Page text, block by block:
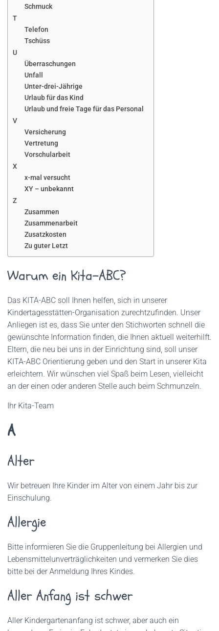
Schmuck
T
Telefon
Tschüss
U
Überraschungen
Unfall
Unter-drei-Jährige
Urlaub für das Kind
Urlaub und freie Tage für das Personal
V
Versicherung
Vertretung
Vorschularbeit
X
x-mal versucht
XY – unbekannt
Z
Zusammen
Zusammenarbeit
Zusatzkosten
Zu guter Letzt
Warum ein Kita-ABC?
Das KITA-ABC soll Ihnen helfen, sich in unserer
Kindertagesstätten-Organisation zurechtzufinden. Unser
Anliegen ist es, dass Sie unter den Stichworten schnell die
gewünschte Information finden, die Ihnen aktuell weiterhilft.
Eltern, die neu bei uns in der Einrichtung sind, soll unser
KITA-ABC Orientierung geben und den Start in unserer Kita
erleichtern. Wir wünschen viel Spaß beim Lesen, vielleicht
an der einen oder anderen Stelle auch beim Schmunzeln.
Ihr Kita-Team
A
Alter
Wir betreuen Ihre Kinder im Alter von einem Jahr bis zur
Einschulung.
Allergie
Bitte informieren Sie die Gruppenleitung bei Allergien und
Lebensmittelunverträglichkeiten und vermerken Sie dies
bitte bei der Anmeldung Ihres Kindes.
Aller Anfang ist schwer
Aller Kindergartenanfang ist schwer, aber auch ein